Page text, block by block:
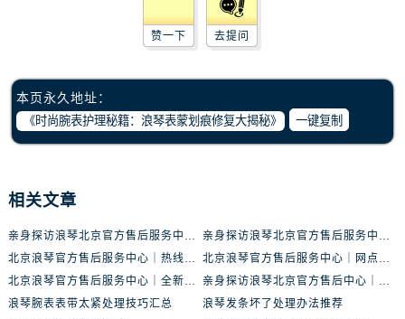
赞一下 去提问
本页永久地址：
一键复制
相关文章
亲身探访浪琴北京官方售后服务中心｜最新地址及服务热线（2026年6月最新）
亲身探访浪琴北京官方售后服务中心｜最新网点地址及热线（2026年6月最新）
北京浪琴官方售后服务中心｜热线电话与网点地址权威信息公示（2026年6月最新）
北京浪琴官方售后服务中心｜网点地址及热线权威信息公示（2026年6月最新）
北京浪琴官方售后服务中心｜全新维修门店地址及电话权威信息公示（2026年6月最新）
亲身探访浪琴北京官方售后中心｜地址报修全流程真实经历（2026年6月最新）
浪琴腕表表带太紧处理技巧汇总
浪琴发条坏了处理办法推荐